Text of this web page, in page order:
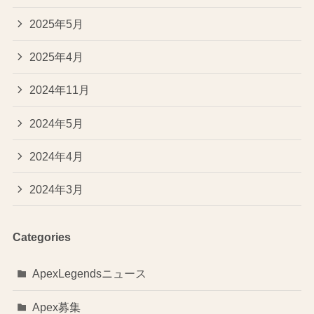
2025年5月
2025年4月
2024年11月
2024年5月
2024年4月
2024年3月
Categories
ApexLegendsニュース
Apex募集